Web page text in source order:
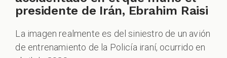
presidente de Irán, Ebrahim Raisi
La imagen realmente es del siniestro de un avión
de entrenamiento de la Policía iraní, ocurrido en